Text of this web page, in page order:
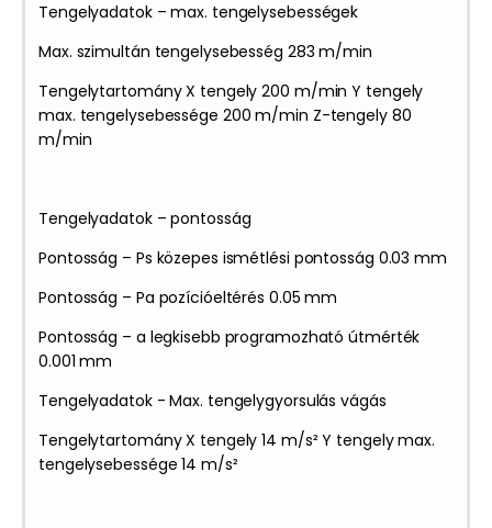
Tengelyadatok – max. tengelysebességek
Max. szimultán tengelysebesség 283 m/min
Tengelytartomány X tengely 200 m/min Y tengely
max. tengelysebessége 200 m/min Z-tengely 80
m/min
Tengelyadatok – pontosság
Pontosság – Ps közepes ismétlési pontosság 0.03 mm
Pontosság – Pa pozícióeltérés 0.05 mm
Pontosság – a legkisebb programozható útmérték
0.001 mm
Tengelyadatok - Max. tengelygyorsulás vágás
Tengelytartomány X tengely 14 m/s² Y tengely max.
tengelysebessége 14 m/s²